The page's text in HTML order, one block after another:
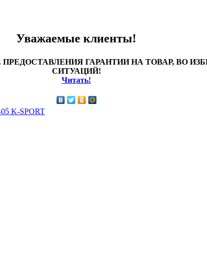
Уважаемые клиенты!
ГАРАНТИИ НА ТОВАР, ВО
СИТУАЦИЙ!
Читать!
K-SPORT